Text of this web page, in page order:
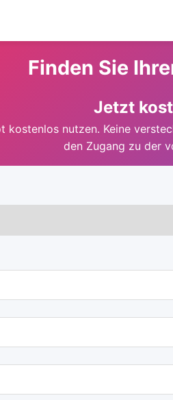
Finden Sie
Jetzt
nutzen. Keine
den Zugang zu der